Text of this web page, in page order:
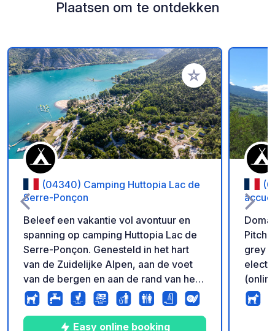
Plaatsen om te ontdekken
Voeg toe aan je
(04340) Camping Huttopia Lac de
Serre-Ponçon
Beleef een vakantie vol avontuur en
spanning op camping Huttopia Lac de
Serre-Ponçon. Genesteld in het hart
van de Zuidelijke Alpen, aan de voet
van de bergen en aan de rand van het
grootste kunstmatige meer van Europa,
strekt Camping Huttopia du Lac de
Serre-Ponçon zich uit over 19 hectare
Easy online booking
grey